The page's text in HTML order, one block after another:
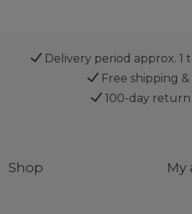
Delivery period approx. 1
Free shipping
100-day
Shop My